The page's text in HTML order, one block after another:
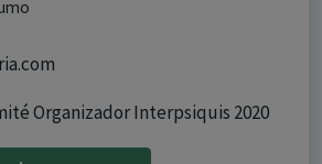
Organizador Interpsiquis 2020